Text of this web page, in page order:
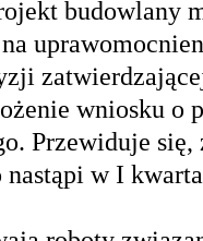
budowlany
wniosku o
Przewiduje
nastąpi w I